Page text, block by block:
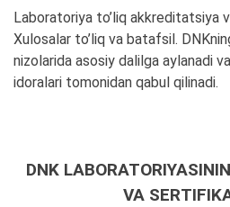
Laboratoriya to’liq akkreditatsiya
Xulosalar to’liq va batafsil.
nizolarida asosiy dalilga aylanadi
idoralari tomonidan qabul qilinadi.
DNK
VA